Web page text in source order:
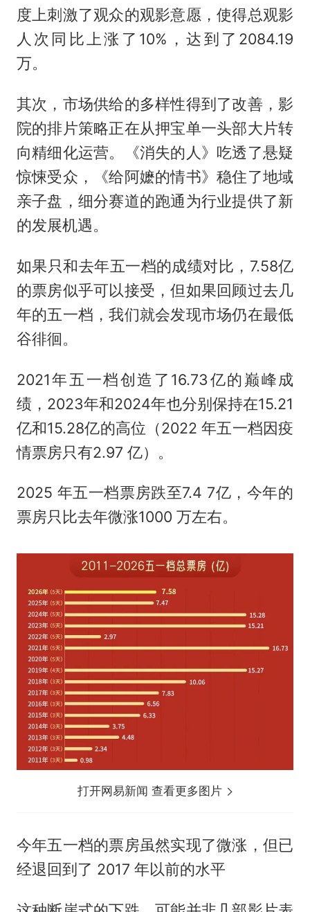
度上刺激了观众的观影意愿，使得总观影
人次同比上涨了10%，达到了2084.19
万。
其次，市场供给的多样性得到了改善，影
院的排片策略正在从押宝单一头部大片转
向精细化运营。《消失的人》吃透了悬疑
惊悚受众，《给阿嬷的情书》稳住了地域
亲子盘，细分赛道的跑通为行业提供了新
的发展机遇。
如果只和去年五一档的成绩对比，7.58亿
的票房似乎可以接受，但如果回顾过去几
年的五一档，我们就会发现市场仍在最低
谷徘徊。
2021年五一档创造了16.73亿的巅峰成
绩，2023年和2024年也分别保持在15.21
亿和15.28亿的高位（2022 年五一档因疫
情票房只有2.97 亿）。
2025 年五一档票房跌至7.4 7亿，今年的
票房只比去年微涨1000 万左右。
打开网易新闻 查看更多图片
今年五一档的票房虽然实现了微涨，但已
经退回到了 2017 年以前的水平